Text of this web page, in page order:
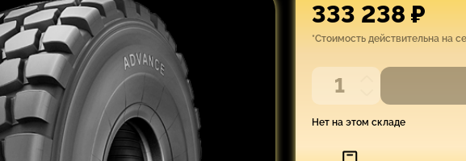
333 238 ₽
*Стоимость действительна на
Нет на этом складе